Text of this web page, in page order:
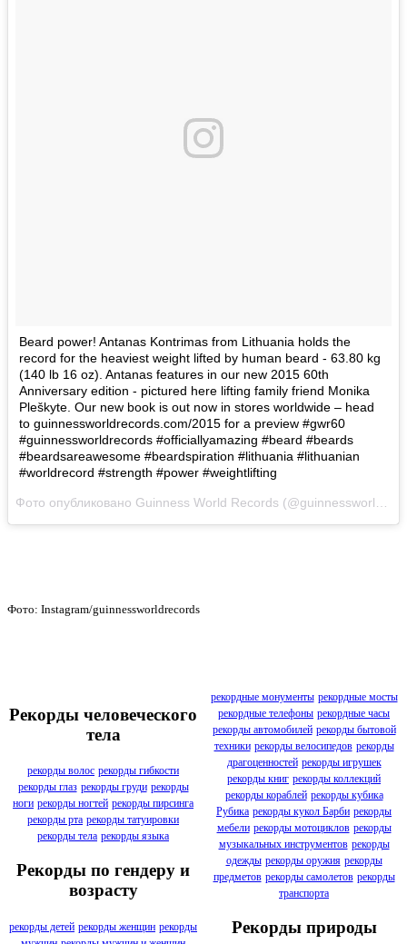
Beard power! Antanas Kontrimas from Lithuania holds the
record for the heaviest weight lifted by human beard - 63.80 kg
(140 lb 16 oz). Antanas features in our new 2015 60th
Anniversary edition - pictured here lifting family friend Monika
Pleškyte. Our new book is out now in stores worldwide – head
to guinnessworldrecords.com/2015 for a preview #gwr60
#guinnessworldrecords #officiallyamazing #beard #beards
#beardsareawesome #beardspiration #lithuania #lithuanian
#worldrecord #strength #power #weightlifting
Фото: Instagram/guinnessworldrecords
Рекорды человеческого
тела
рекорды волос рекорды гибкости
рекорды глаз рекорды груди рекорды
ноги рекорды ногтей рекорды пирсинга
рекорды рта рекорды татуировки
рекорды тела рекорды языка
Рекорды по гендеру и
возрасту
рекорды детей рекорды женщин рекорды
рекордные монументы рекордные мосты
рекордные телефоны рекордные часы
рекорды автомобилей рекорды бытовой
техники рекорды велосипедов рекорды
драгоценностей рекорды игрушек
рекорды книг рекорды коллекций
рекорды кораблей рекорды кубика
Рубика рекорды кукол Барби рекорды
мебели рекорды мотоциклов рекорды
музыкальных инструментов рекорды
одежды рекорды оружия рекорды
предметов рекорды самолетов рекорды
транспорта
Рекорды природы